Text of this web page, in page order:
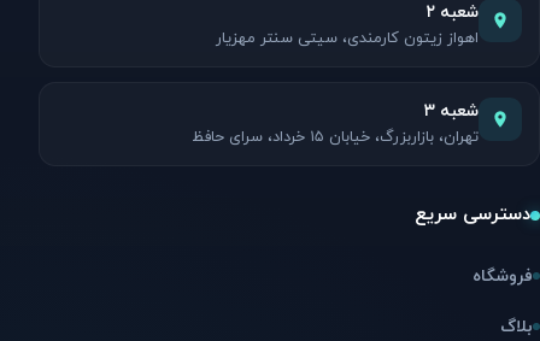
شعبه ۲
اهواز زیتون کارمندی، سیتی سنتر مهزیار
شعبه ۳
تهران، بازاربزرگ، خیابان ۱۵ خرداد، سرای حافظ
دسترسی سریع
فروشگاه
بلاگ